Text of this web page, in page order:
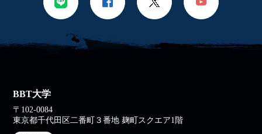
BBT大学
〒102-0084
東京都千代田区二番町３番地 麹町スクエア1階